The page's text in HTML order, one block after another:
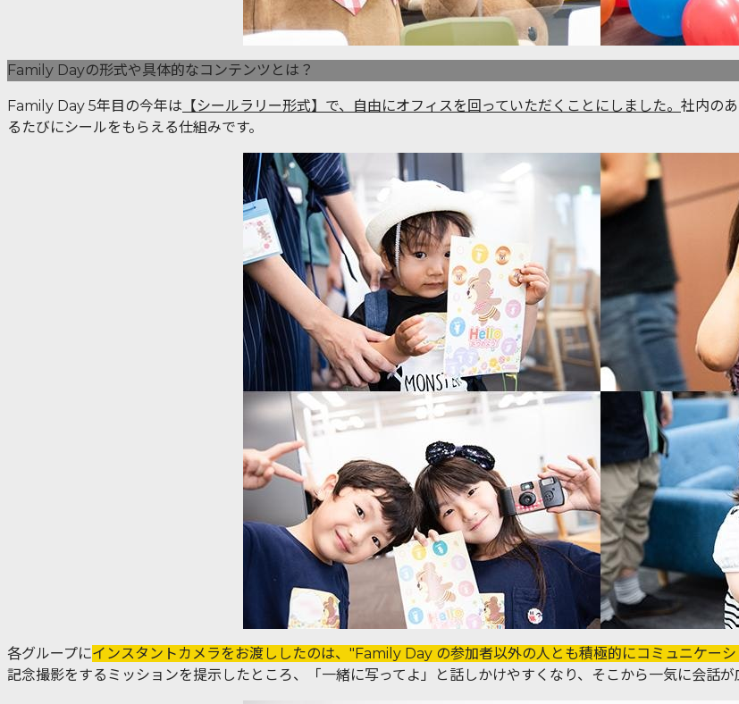
Family Dayの形式や具体的なコンテンツとは？
Family Day 5年目の今年は 【シールラリー形式】で、自由にオフィスを回っていただくことにしました。 社内の
るたびにシールをもらえる仕組みです。
各グループにインスタントカメラをお渡ししたのは、"Family Day の参加者以外の人とも積極的にコミュニケーシ
記念撮影をするミッションを提示したところ、「一緒に写ってよ」と話しかけやすくなり、そこから一気に会話が